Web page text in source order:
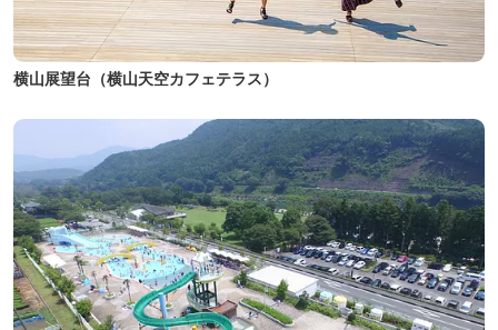
横山展望台（横山天空カフェテラス）